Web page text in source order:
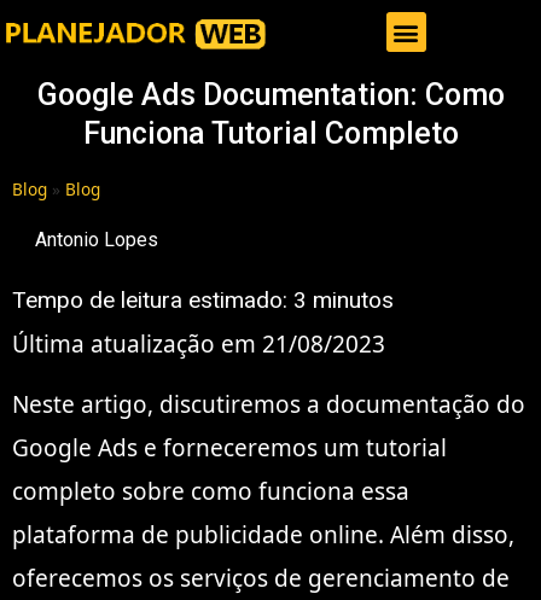
Google Ads Documentation: Como
Funciona Tutorial Completo
Blog » Blog
Antonio Lopes
Tempo de leitura estimado: 3 minutos
Última atualização em 21/08/2023
Neste artigo, discutiremos a documentação do
Google Ads e forneceremos um tutorial
completo sobre como funciona essa
plataforma de publicidade online. Além disso,
oferecemos os serviços de gerenciamento de